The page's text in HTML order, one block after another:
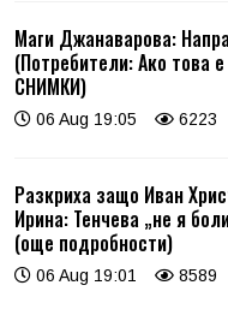
Маги Джанаварова:
(Потребители: Ако това
СНИМКИ)
06 Aug 19:05 6223
Разкриха защо Иван
Ирина: Тенчева „не я
(още подробности)
06 Aug 19:01 8589